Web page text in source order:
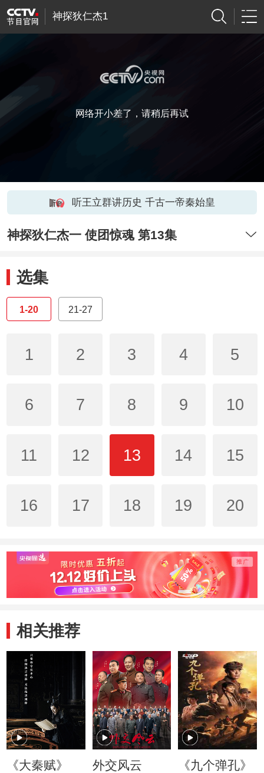
神探狄仁杰1
网络开小差了，请稍后再试
听王立群讲历史 千古一帝秦始皇
神探狄仁杰一 使团惊魂 第13集
选集
1-20 21-27
1 2 3 4 5
6 7 8 9 10
11 12 13 14 15
16 17 18 19 20
相关推荐
《大秦赋》 外交风云 《九个弹孔》